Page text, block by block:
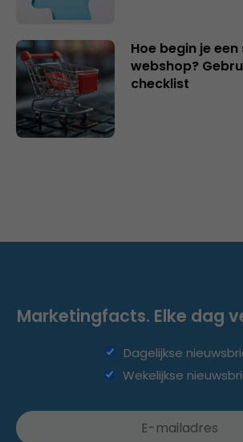
Hoe begin je
webshop?
checklist
Marketingfacts. Elke dag
Dagelijkse
Wekelijkse